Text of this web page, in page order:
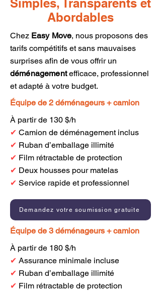
Simples, Transparents et
Abordables
Chez Easy Move, nous proposons des
tarifs compétitifs et sans mauvaises
surprises afin de vous offrir un
déménagementefficace, professionnel
et adapté à votre budget.
Équipe de 2 déménageurs + camion
À partir de 130 $/h
✔ Camion de déménagement inclus
✔ Ruban d’emballage illimité
✔ Film rétractable de protection
✔ Deux housses pour matelas
✔ Service rapide et professionnel
Demandez votre soumission gratuite
Équipe de 3 déménageurs + camion
À partir de 180 $/h
✔ Assurance minimale incluse
✔ Ruban d’emballage illimité
✔ Film rétractable de protection